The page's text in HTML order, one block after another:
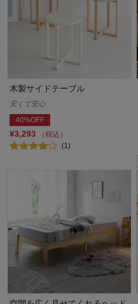
木製サイドテーブル
安くて安心
40%OFF
¥3,293
（税込）
(1)